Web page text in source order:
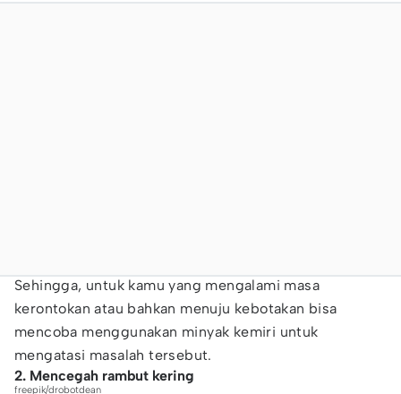
Sehingga, untuk kamu yang mengalami masa
kerontokan atau bahkan menuju kebotakan bisa
mencoba menggunakan minyak kemiri untuk
mengatasi masalah tersebut.
2. Mencegah rambut kering
freepik/drobotdean